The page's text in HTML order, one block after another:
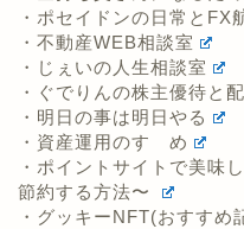
・ポセイドンの日常とFX
・不動産WEB相談室
・じぇいの人生相談室
・ぐでりんの株主優待と
・明日の事は明日やる
・資産運用のすゝめ
・ポイントサイトで美味
節約する方法〜
・グッキーNFT(おすす